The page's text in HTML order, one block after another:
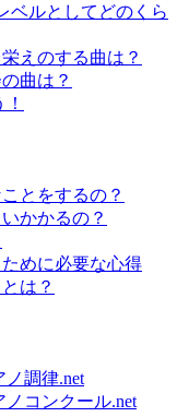
ベルとしてどのくら
えのする曲は？
曲は？
とをするの？
かかるの？
めに必要な心得
は？
調律.net
コンクール.net